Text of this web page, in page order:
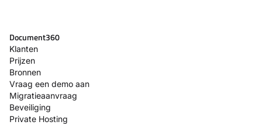
Document360
Klanten
Prijzen
Bronnen
Vraag een demo aan
Migratieaanvraag
Beveiliging
Private Hosting